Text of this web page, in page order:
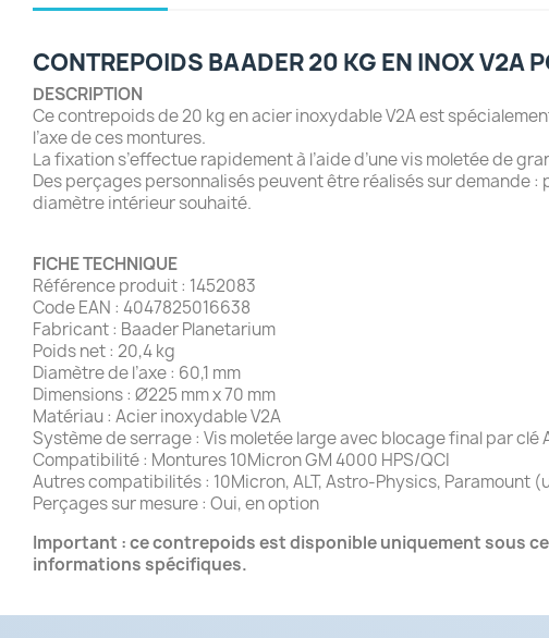
CONTREPOIDS BAADER 20 KG EN INOX V2A
DESCRIPTION
Ce contrepoids de 20 kg en acier inoxydable V2A est
l’axe de ces montures.
La fixation s’effectue rapidement à l’aide d’une vis moletée de
Des perçages personnalisés peuvent être réalisés sur demande
diamètre intérieur souhaité.
FICHE TECHNIQUE
Référence produit : 1452083
Code EAN : 4047825016638
Fabricant : Baader Planetarium
Poids net : 20,4 kg
Diamètre de l’axe : 60,1 mm
Dimensions : Ø225 mm x 70 mm
Matériau : Acier inoxydable V2A
Système de serrage : Vis moletée large avec blocage final par clé
Compatibilité : Montures 10Micron GM 4000 HPS/QCI
Autres compatibilités : 10Micron, ALT, Astro-Physics, Paramount
Perçages sur mesure : Oui, en option
Important : ce contrepoids est disponible uniquement sous
informations spécifiques.